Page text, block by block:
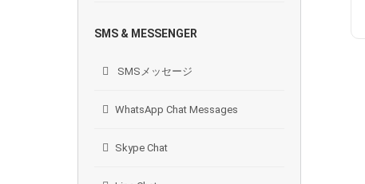
SMS & MESSENGER
SMSメッセージ
WhatsApp Chat Messages
Skype Chat